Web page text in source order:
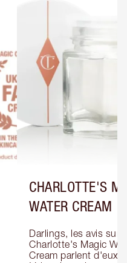
CHARLOTTE'S
WATER CREAM
Darlings, les avis sur
Charlotte's Magic
Cream parlent d'eux-